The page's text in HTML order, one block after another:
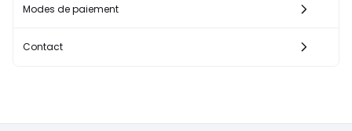
Modes de paiement
Contact